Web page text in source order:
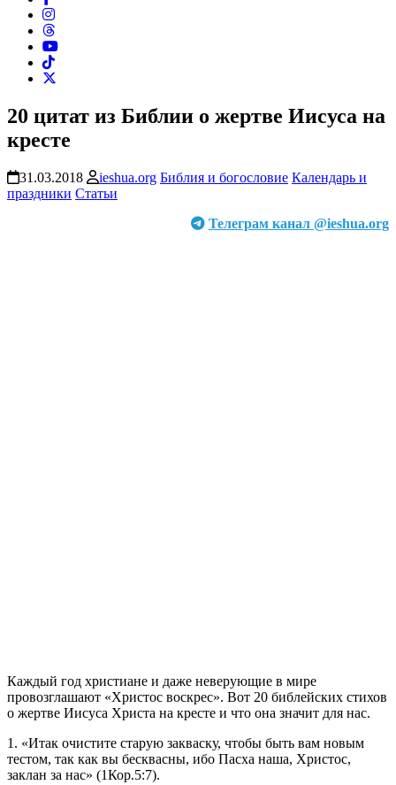
20 цитат из Библии о жертве Иисуса на
кресте
31.03.2018 ieshua.org Библия и богословие Календарь и
праздники Статьи
Телеграм канал @ieshua.org
Каждый год христиане и даже неверующие в мире
провозглашают «Христос воскрес». Вот 20 библейских стихов
о жертве Иисуса Христа на кресте и что она значит для нас.
1. «Итак очистите старую закваску, чтобы быть вам новым
тестом, так как вы бесквасны, ибо Пасха наша, Христос,
заклан за нас» (1Кор.5:7).